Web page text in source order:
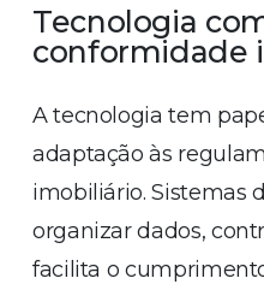
Tecnologia
conformidade
A tecnologia tem
adaptação às
imobiliário. Sistemas
organizar dados,
facilita o